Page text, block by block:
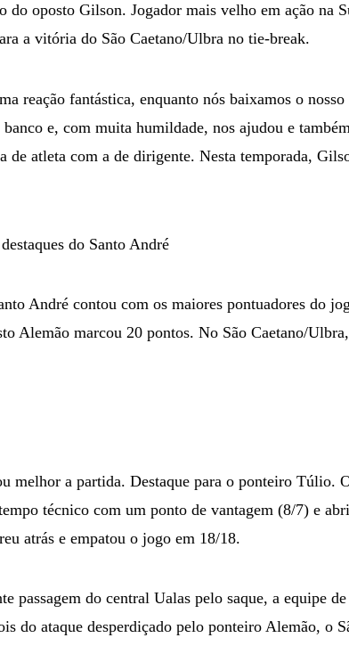
do oposto Gilson. Jogador mais velho em ação na
a vitória do São Caetano/Ulbra no tie-break.
reação fantástica, enquanto nós baixamos o
e, com muita humildade, nos ajudou e
de atleta com a de dirigente. Nesta temporada,
do Santo André
André contou com os maiores pontuadores do
Alemão marcou 20 pontos. No São Caetano/
melhor a partida. Destaque para o ponteiro Túlio.
técnico com um ponto de vantagem (8/7) e
atrás e empatou o jogo em 18/18.
passagem do central Ualas pelo saque, a equipe
do ataque desperdiçado pelo ponteiro Alemão, o